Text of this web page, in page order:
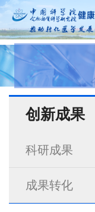
创新成果
科研成果
成果转化